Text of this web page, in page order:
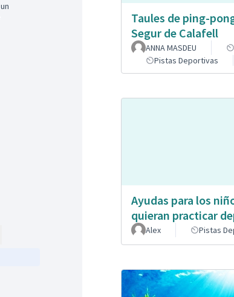
Taules de ping-
Segur de Calafell
ANNA MASDEU
Pistas Deportivas
Ayudas para los
quieran practicar
Alex Pistas